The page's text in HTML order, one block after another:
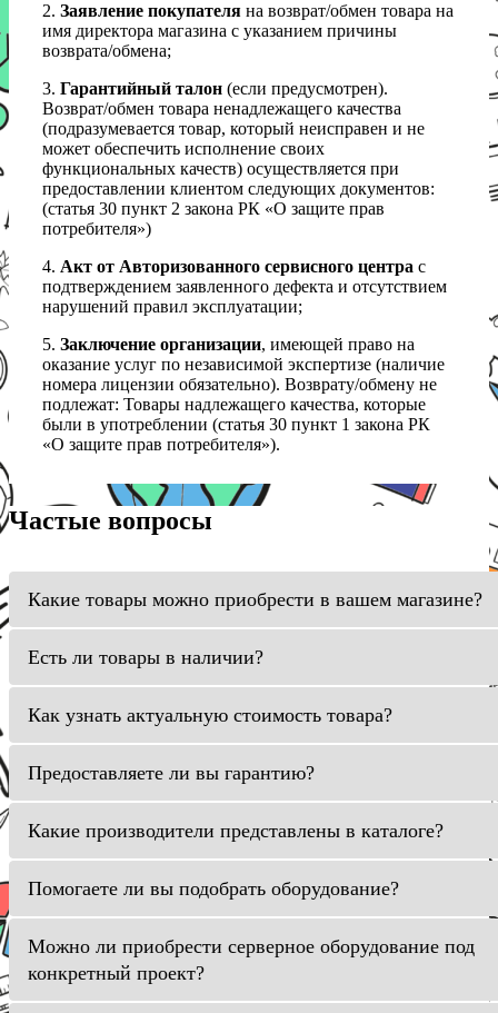
2. Заявление покупателя на возврат/обмен товара на
имя директора магазина с указанием причины
возврата/обмена;
3. Гарантийный талон (если предусмотрен).
Возврат/обмен товара ненадлежащего качества
(подразумевается товар, который неисправен и не
может обеспечить исполнение своих
функциональных качеств) осуществляется при
предоставлении клиентом следующих документов:
(статья 30 пункт 2 закона РК «О защите прав
потребителя»)
4. Акт от Авторизованного сервисного центра с
подтверждением заявленного дефекта и отсутствием
нарушений правил эксплуатации;
5. Заключение организации, имеющей право на
оказание услуг по независимой экспертизе (наличие
номера лицензии обязательно). Возврату/обмену не
подлежат: Товары надлежащего качества, которые
были в употреблении (статья 30 пункт 1 закона РК
«О защите прав потребителя»).
Частые вопросы
Какие товары можно приобрести в вашем магазине?
Есть ли товары в наличии?
Как узнать актуальную стоимость товара?
Предоставляете ли вы гарантию?
Какие производители представлены в каталоге?
Помогаете ли вы подобрать оборудование?
Можно ли приобрести серверное оборудование под
конкретный проект?